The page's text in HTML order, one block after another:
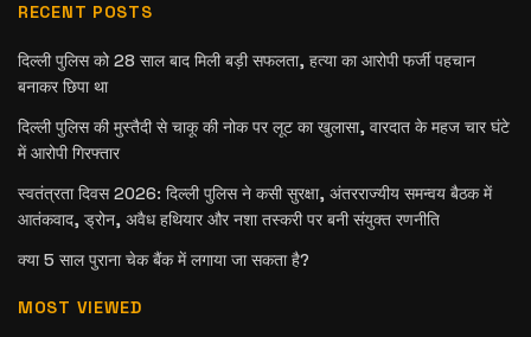
RECENT POSTS
दिल्ली पुलिस को 28 साल बाद मिली बड़ी सफलता, हत्या का आरोपी फर्जी पहचान
बनाकर छिपा था
दिल्ली पुलिस की मुस्तैदी से चाकू की नोक पर लूट का खुलासा, वारदात के महज चार घंटे
में आरोपी गिरफ्तार
स्वतंत्रता दिवस 2026: दिल्ली पुलिस ने कसी सुरक्षा, अंतरराज्यीय समन्वय बैठक में
आतंकवाद, ड्रोन, अवैध हथियार और नशा तस्करी पर बनी संयुक्त रणनीति
क्या 5 साल पुराना चेक बैंक में लगाया जा सकता है?
MOST VIEWED